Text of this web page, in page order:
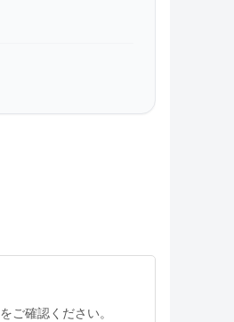
ご確認ください。